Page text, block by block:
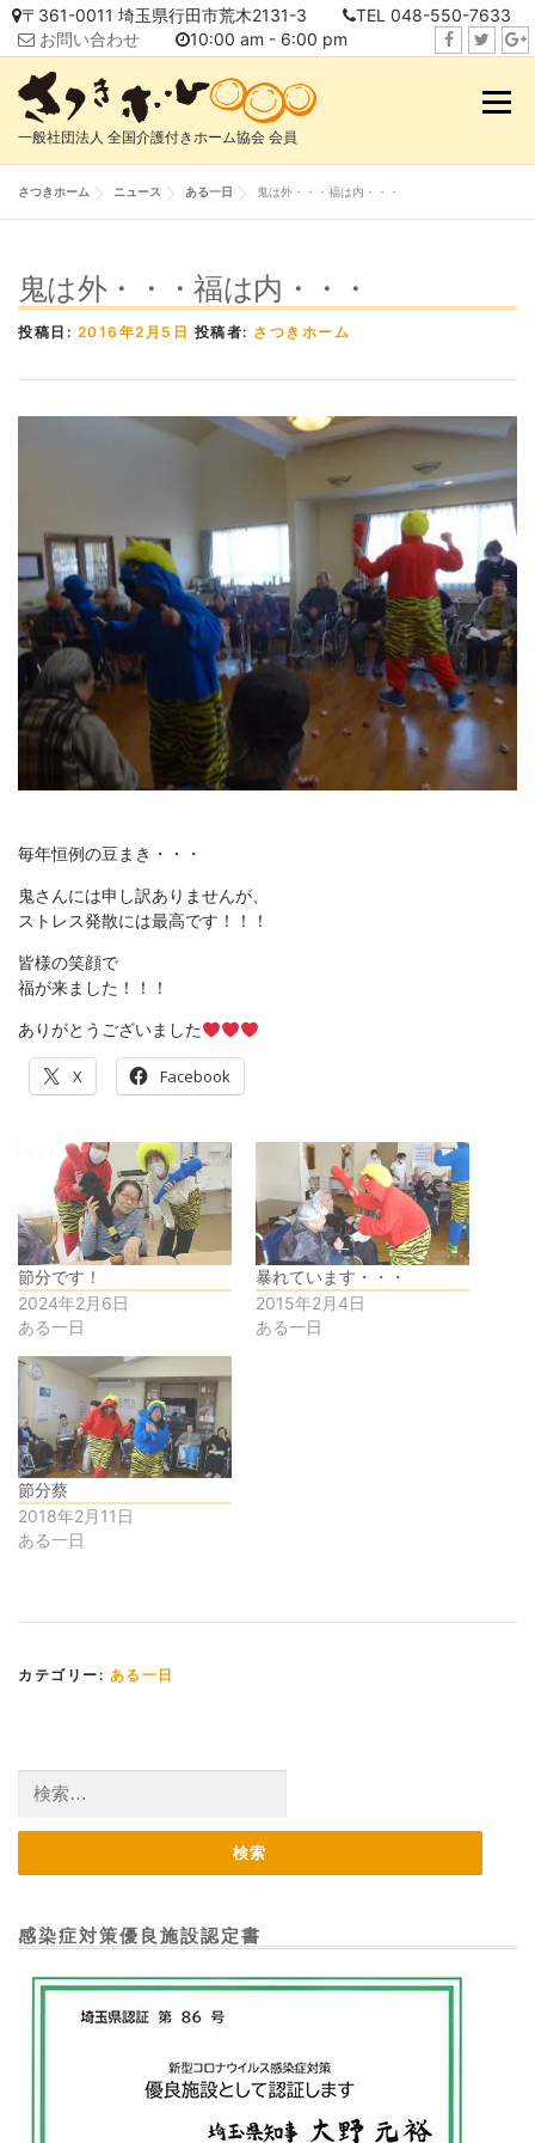
コ
テ
ス
〒361-0011 埼玉県行田市荒木2131-3
TEL 048-550-7633
お問い合わせ
10:00 am - 6:00 pm
w
i
一般社団法人 全国介護付きホーム協会 会員
メニュ
さつきホーム ニュース ある一日 鬼は外・・・福は内・・・
鬼は外・・・福は内・・・
投稿日: 2016年2月5日 投稿者: さつきホーム
毎年恒例の豆まき・・・
鬼さんには申し訳ありませんが、
ストレス発散には最高です！！！
皆様の笑顔で
福が来ました！！！
ありがとうございました
X Facebook
節分です！
2024年2月6日
ある一日
暴れています・・・
2015年2月4日
ある一日
節分蔡
2018年2月11日
ある一日
カテゴリー: ある一日
索:
感染症対策優良施設認定書